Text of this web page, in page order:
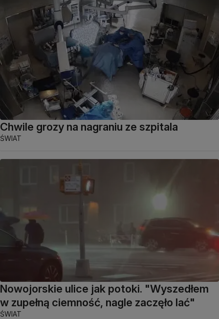
Chwile grozy na nagraniu ze szpitala
ŚWIAT
Nowojorskie ulice jak potoki. "Wyszedłem
w zupełną ciemność, nagle zaczęło lać"
ŚWIAT